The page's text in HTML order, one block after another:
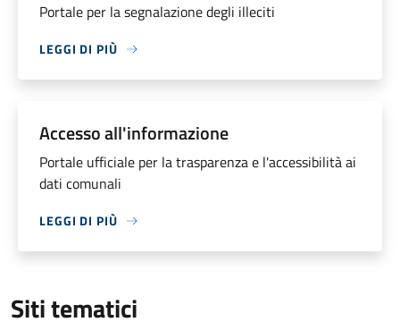
Portale per la segnalazione degli illeciti
LEGGI DI PIÙ
Accesso all'informazione
Portale ufficiale per la trasparenza e l'accessibilità ai
dati comunali
LEGGI DI PIÙ
Siti tematici